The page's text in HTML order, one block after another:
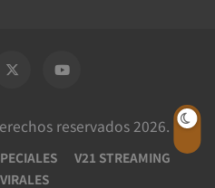
reservados 2026.
V21 STREAMING